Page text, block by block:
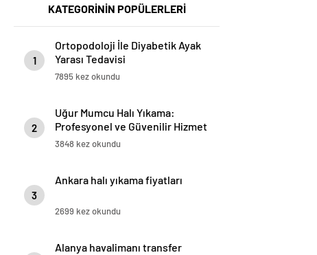
KATEGORİNİN POPÜLERLERİ
1
Ortopodoloji İle Diyabetik Ayak
Yarası Tedavisi
7895 kez okundu
2
Uğur Mumcu Halı Yıkama:
Profesyonel ve Güvenilir Hizmet
3848 kez okundu
3
Ankara halı yıkama fiyatları
2699 kez okundu
Alanya havalimanı transfer